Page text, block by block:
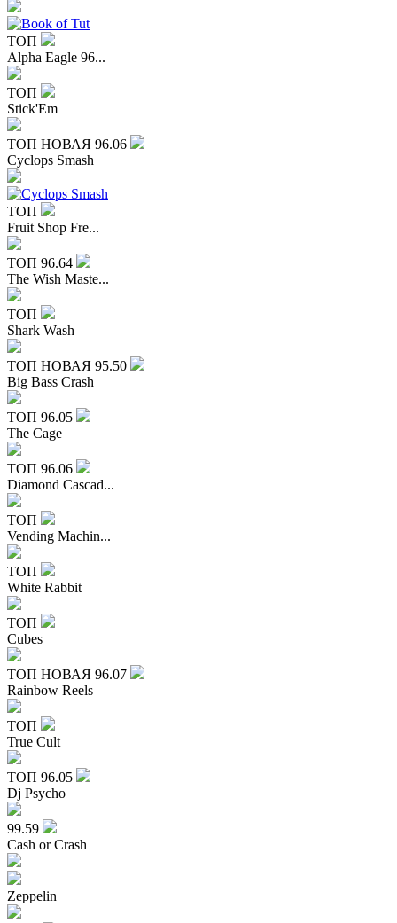
ТОП
Alpha Eagle 96...
ТОП
Stick'Em
ТОП НОВАЯ 96.06
Cyclops Smash
ТОП
Fruit Shop Fre...
ТОП 96.64
The Wish Maste...
ТОП
Shark Wash
ТОП НОВАЯ 95.50
Big Bass Crash
ТОП 96.05
The Cage
ТОП 96.06
Diamond Cascad...
ТОП
Vending Machin...
ТОП
White Rabbit
ТОП
Cubes
ТОП НОВАЯ 96.07
Rainbow Reels
ТОП
True Cult
ТОП 96.05
Dj Psycho
99.59
Cash or Crash
Zeppelin